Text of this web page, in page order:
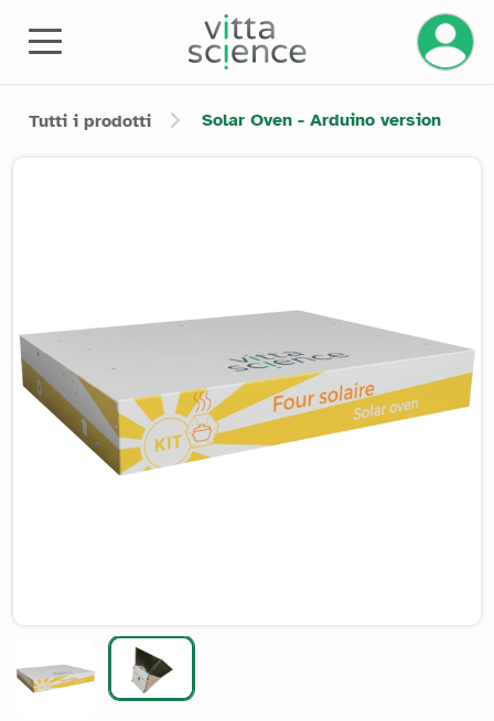
Tutti i prodotti Solar Oven - Arduino version
Solar Oven -